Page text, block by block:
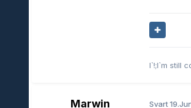
I`!;I`m still
Marwin Svart